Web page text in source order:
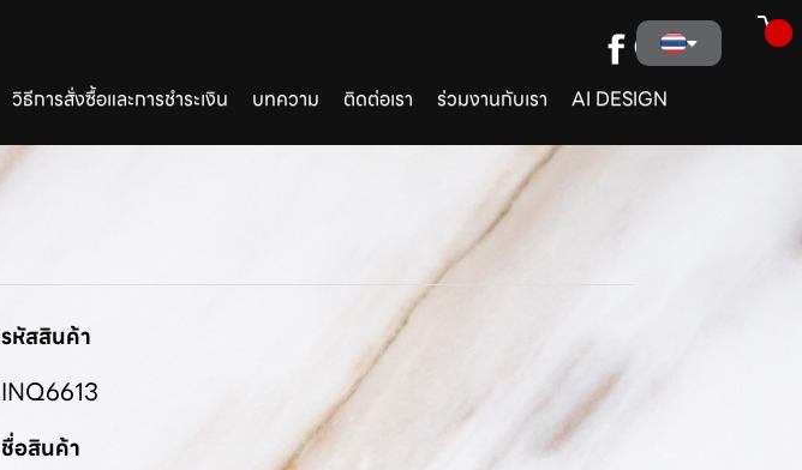
วิธีการสั่งซื้อและการชำระเงิน บทความ ติดต่อเรา ร่วมงานกับเรา AI DESIGN
รหัสสินค้า
INQ6613
ชื่อสินค้า